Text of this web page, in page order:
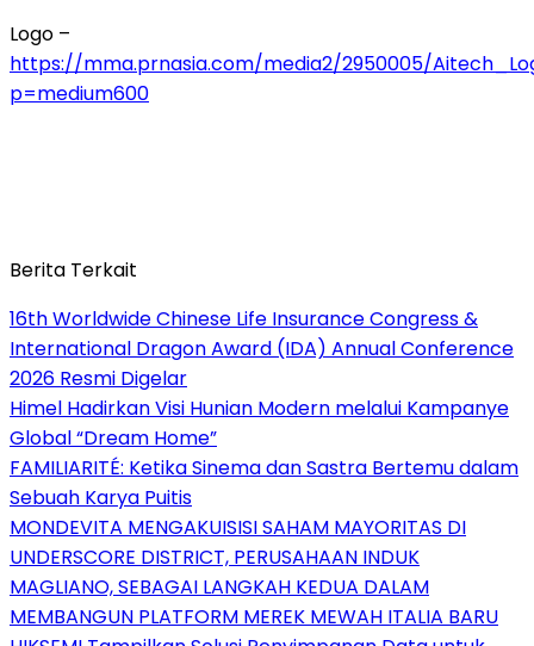
Logo –
https://mma.prnasia.com/media2/2950005/
p=medium600
Berita Terkait
16th Worldwide Chinese Life Insurance Congress &
International Dragon Award (IDA) Annual Conference
2026 Resmi Digelar
Himel Hadirkan Visi Hunian Modern melalui Kampanye
Global “Dream Home”
FAMILIARITÉ: Ketika Sinema dan Sastra Bertemu dalam
Sebuah Karya Puitis
MONDEVITA MENGAKUISISI SAHAM MAYORITAS DI
UNDERSCORE DISTRICT, PERUSAHAAN INDUK
MAGLIANO, SEBAGAI LANGKAH KEDUA DALAM
MEMBANGUN PLATFORM MEREK MEWAH ITALIA BARU